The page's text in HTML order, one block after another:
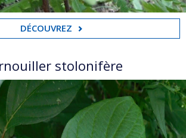
DÉCOUVREZ
stolonifère